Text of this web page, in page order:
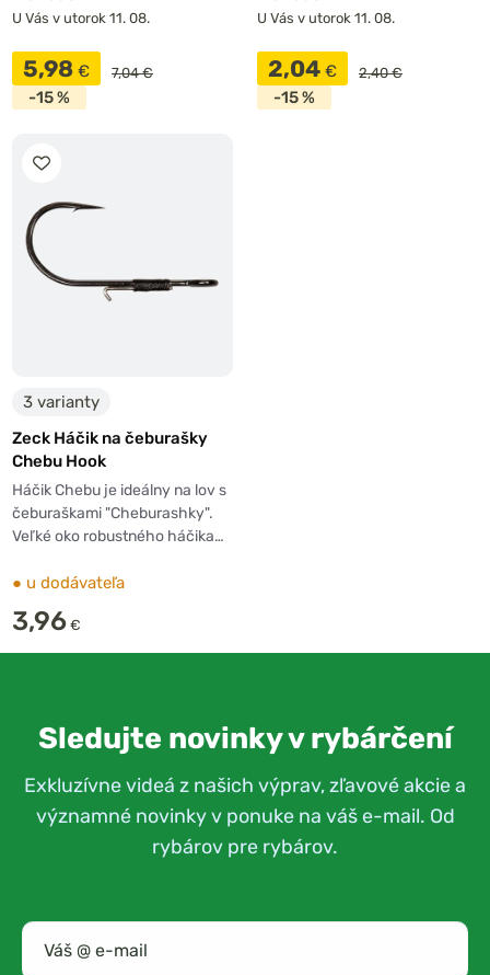
U Vás v utorok 11. 08.
5,98 € 7,04 €
-15 %
U Vás v utorok 11. 08.
2,04 € 2,40 €
-15 %
3 varianty
Zeck Háčik na čeburašky
Chebu Hook
Háčik Chebu je ideálny na lov s
čeburaškami "Cheburashky".
Veľké oko robustného háčika…
● u dodávateľa
3,96 €
Sledujte novinky v rybárčení
Exkluzívne videá z našich výprav, zľavové akcie a
významné novinky v ponuke na váš e-mail. Od
rybárov pre rybárov.